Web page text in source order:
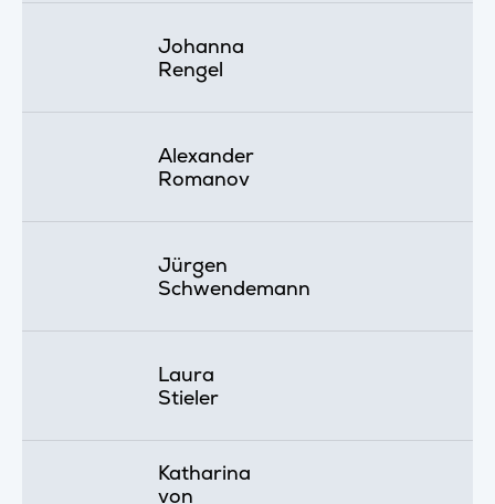
Johanna
Rengel
Alexander
Romanov
Jürgen
Schwendemann
Laura
Stieler
Katharina
von